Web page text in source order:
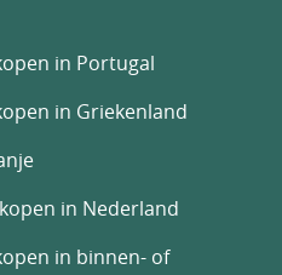
in Portugal
in Griekenland
in Nederland
in binnen- of